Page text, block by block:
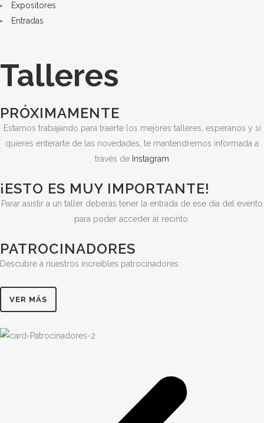
Expositores
Entradas
Talleres
PRÓXIMAMENTE
Estamos trabajando para traerte los mejores talleres, esperanos y si
quieres enterarte de las novedades, te mantendremos informada a
través de Instagram
¡ESTO ES MUY IMPORTANTE!
Parar asistir a un taller deberás tener la entrada de ese día del evento
para poder acceder al recinto.
PATROCINADORES
Descubre a nuestros increíbles patrocinadores
VER MÁS